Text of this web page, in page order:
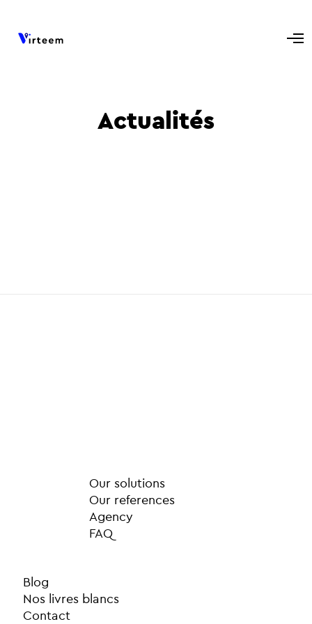
Actualités
Our solutions
Our references
Agency
FAQ
Blog
Nos livres blancs
Contact